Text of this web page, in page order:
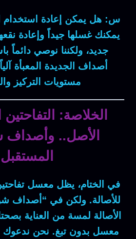
س: هل يمكن إعادة استخدام
يمكنك غسلها جيداً وإعادة
جديد، ولكننا نوصي دائماً
أصداف الجديدة المعبأة
مستويات التركيز
الخلاصة:
الأصل..
المستقبل
في الختام، يظل معسل
للأصالة. ولكن في “أصداف
الأصالة لمسة من العناية
معسل بدون تبغ. نحن ندعوك